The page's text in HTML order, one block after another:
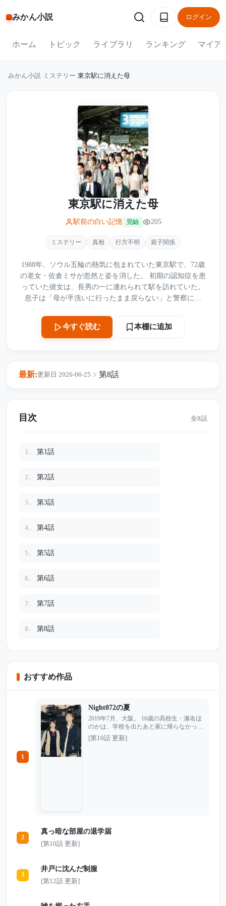
みかん小説 ログイン
ホーム トピック ライブラリ ランキング マイア
みかん小説 ミステリー 東京駅に消えた母
東京駅に消えた母
駅前の白い記憶 完結 205
ミステリー 真相 行方不明 親子関係
1988年、ソウル五輪の熱気に包まれていた東京駅で、72歳
の老女・佐倉ミサが忽然と姿を消した。 初期の認知症を患
っていた彼女は、長男の一に連れられて駅を訪れていた。
息子は「母が手洗いに行ったまま戻らない」と警察に訴
ったことを悔やみ続ける一を「親孝行な長男」だと信じて
記録と1枚の乗車券台帳が見つかる。 ミサが行方不明にな
養を続けてきた長男の涙は、本物だったのか。 東京駅の人
今すぐ読む 本棚に追加
最新: 第8話
更新日 2026-06-25
目次 全8話
1. 第1話
2. 第2話
3. 第3話
4. 第4話
5. 第5話
6. 第6話
7. 第7話
8. 第8話
おすすめ作品
1
Night072の夏
2019年7月、大阪。 16歳の高校生・瀬名ほ
のかは、学校を出たあと家に帰らなかっ
た。普段なら遅くなる時は必ず連絡を入れ
る娘。だがその夜、何度電話をかけても、
持つ人物。消された通信記録。空き家に残
て、彼女が最後に信じた相手は、何者だっ
たのか――。
[第10話 更新]
2
真っ暗な部屋の退学届
[第10話 更新]
3
井戸に沈んだ制服
[第12話 更新]